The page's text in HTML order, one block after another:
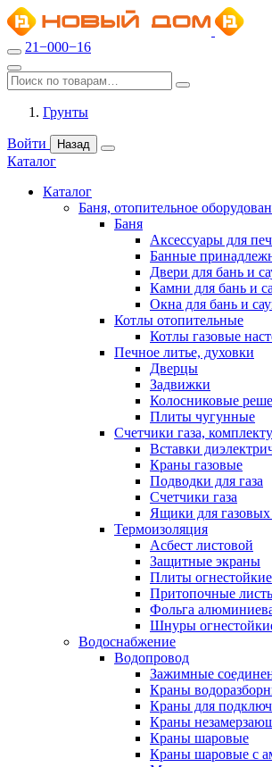
21−000−16
Грунты
Войти Назад
Каталог
Каталог
Баня, отопительное
Баня
Аксессуары для
Банные
Двери для бань и
Камни для бань и
Окна для бань и
Котлы отопительные
Котлы газовые
Печное литье, духовки
Дверцы
Задвижки
Колосниковые
Плиты чугунные
Счетчики газа,
Вставки
Краны газовые
Подводки для газа
Счетчики газа
Ящики для газовых
Термоизоляция
Асбест листовой
Защитные экраны
Плиты огнестойкие
Притопочные
Фольга
Шнуры
Водоснабжение
Водопровод
Зажимные
Краны
Краны для
Краны
Краны шаровые
Краны шаровые с